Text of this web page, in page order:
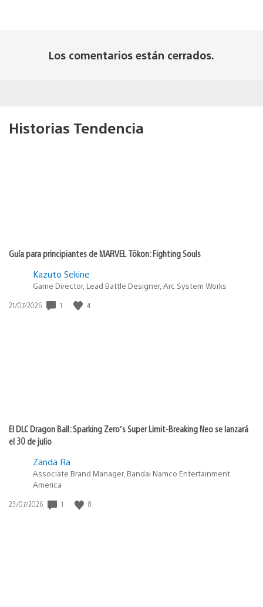
Los comentarios están cerrados.
Historias Tendencia
Guía para principiantes de MARVEL Tōkon: Fighting Souls
Kazuto Sekine
Game Director, Lead Battle Designer, Arc System Works
Fecha
21/07/2026 1 4
El DLC Dragon Ball: Sparking Zero’s Super Limit-Breaking Neo se lanzará
el 30 de julio
Zanda Ra
Associate Brand Manager, Bandai Namco Entertainment
America
Fecha
23/07/2026 1 8